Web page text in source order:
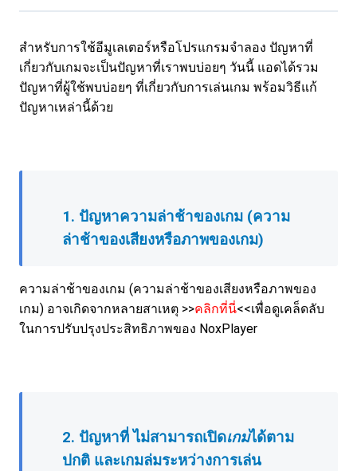
สำหรับการใช้อีมูเลเตอร์หรือโปรแกรมจำลอง ปัญหาที่
เกี่ยวกับเกมจะเป็นปัญหาที่เราพบบ่อยๆ วันนี้ แอดได้รวม
ปัญหาที่ผู้ใช้พบบ่อยๆ ที่เกี่ยวกับการเล่นเกม พร้อมวิธีแก้
ปัญหาเหล่านี้ด้วย
1. ปัญหาความล่าช้าของเกม (ความ
ล่าช้าของเสียงหรือภาพของเกม)
ความล่าช้าของเกม (ความล่าช้าของเสียงหรือภาพของ
เกม) อาจเกิดจากหลายสาเหตุ >>คลิกที่นี่<<เพื่อดูเคล็ดลับ
ในการปรับปรุงประสิทธิภาพของ NoxPlayer
2. ปัญหาที่ ไม่สามารถเปิดเกมได้ตาม
ปกติ และเกมล่มระหว่างการเล่น